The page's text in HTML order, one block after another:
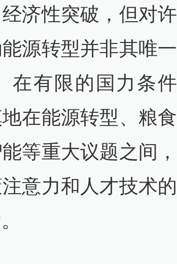
济性突破，但对许
源转型并非其唯一
在有限的国力条件
在能源转型、粮食
等重大议题之间，
意力和人才技术的